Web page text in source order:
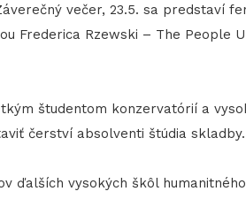
večer, 23.5. sa predstaví
Frederica Rzewski – The People
študentom konzervatórií a
čerství absolventi štúdia skladby.
ďalších vysokých škôl